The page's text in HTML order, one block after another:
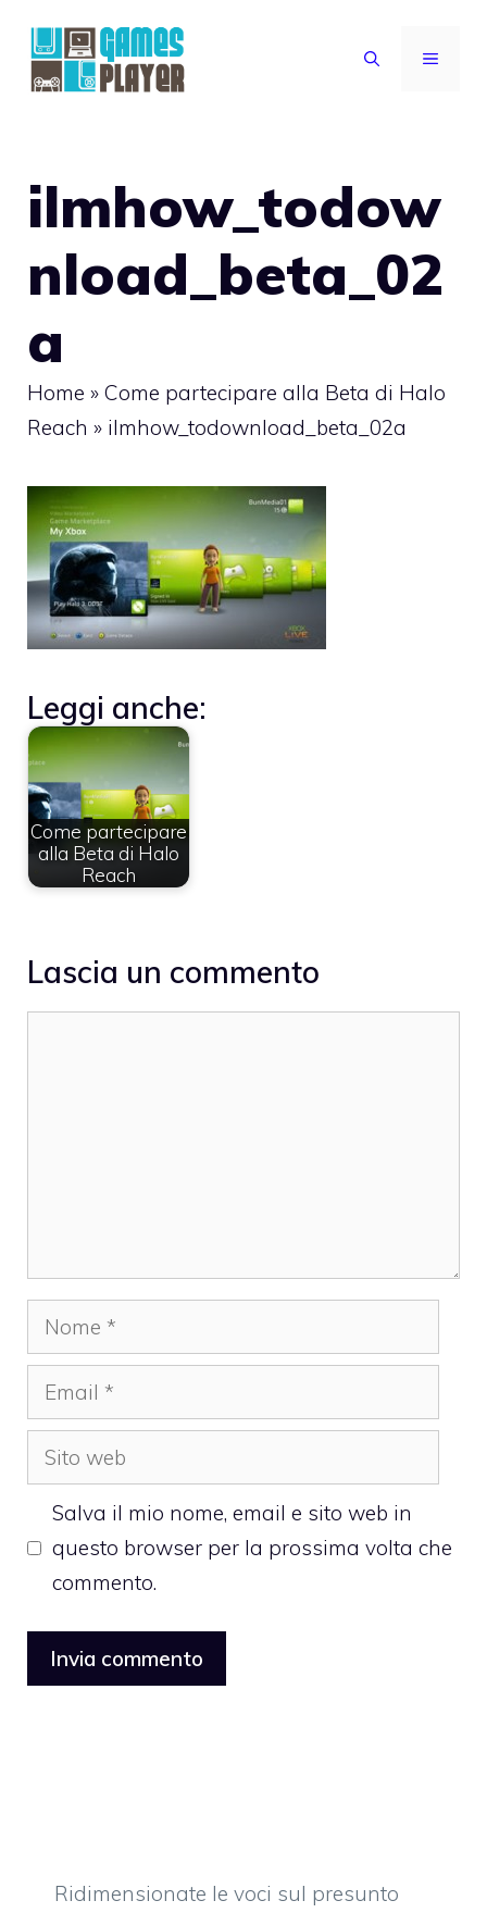
contenuto
MENU
ilmhow_todow
nload_beta_02
a
Home » Come partecipare alla Beta di Halo
Reach » ilmhow_todownload_beta_02a
Leggi anche:
Come partecipare
alla Beta di Halo
Reach
Lascia un commento
Nome
Email
Sito
web
Salva il mio nome, email e sito web in
questo browser per la prossima volta che
commento.
Ridimensionate le voci sul presunto